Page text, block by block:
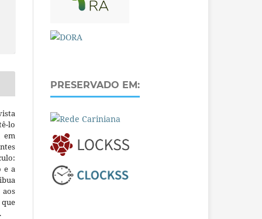
lo
em
e a
PRESERVADO EM: